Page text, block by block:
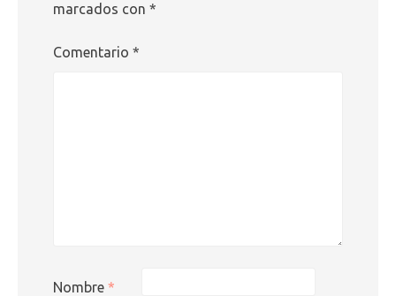
marcados con *
Comentario *
Nombre *